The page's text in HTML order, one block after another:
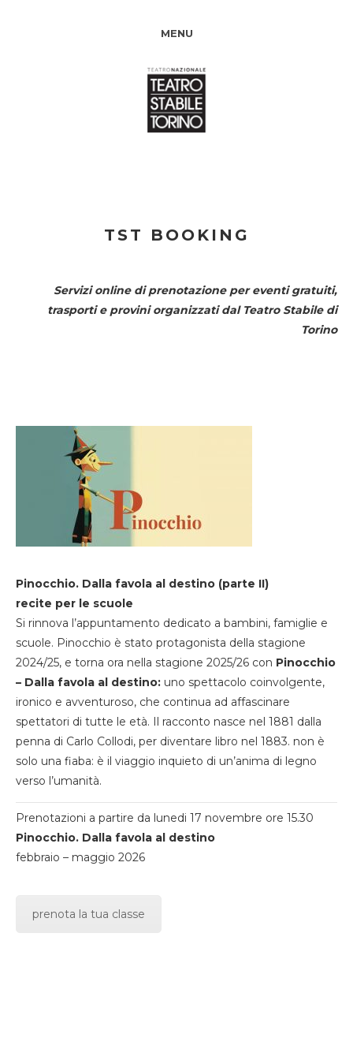
MENU
TST BOOKING
Servizi online di prenotazione per eventi gratuiti,
trasporti e provini organizzati dal Teatro Stabile di
Torino
Pinocchio. Dalla favola al destino (parte II)
recite per le scuole
Si rinnova l’appuntamento dedicato a bambini, famiglie e
scuole. Pinocchio è stato protagonista della stagione
2024/25, e torna ora nella stagione 2025/26 con Pinocchio
– Dalla favola al destino: uno spettacolo coinvolgente,
ironico e avventuroso, che continua ad affascinare
spettatori di tutte le età. Il racconto nasce nel 1881 dalla
penna di Carlo Collodi, per diventare libro nel 1883. non è
solo una fiaba: è il viaggio inquieto di un’anima di legno
verso l’umanità.
Prenotazioni a partire da lunedi 17 novembre ore 15.30
Pinocchio. Dalla favola al destino
febbraio – maggio 2026
prenota la tua classe